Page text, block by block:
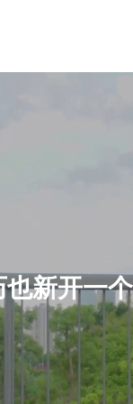
新开一